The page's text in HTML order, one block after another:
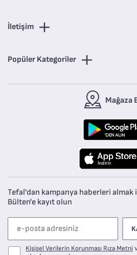
İletişim
Popüler Kategoriler
Mağaza
Tefal'dan kampanya haberleri almak
Bülten'e kayıt olun
Kişisel Verilerin Korunması Rıza Metni